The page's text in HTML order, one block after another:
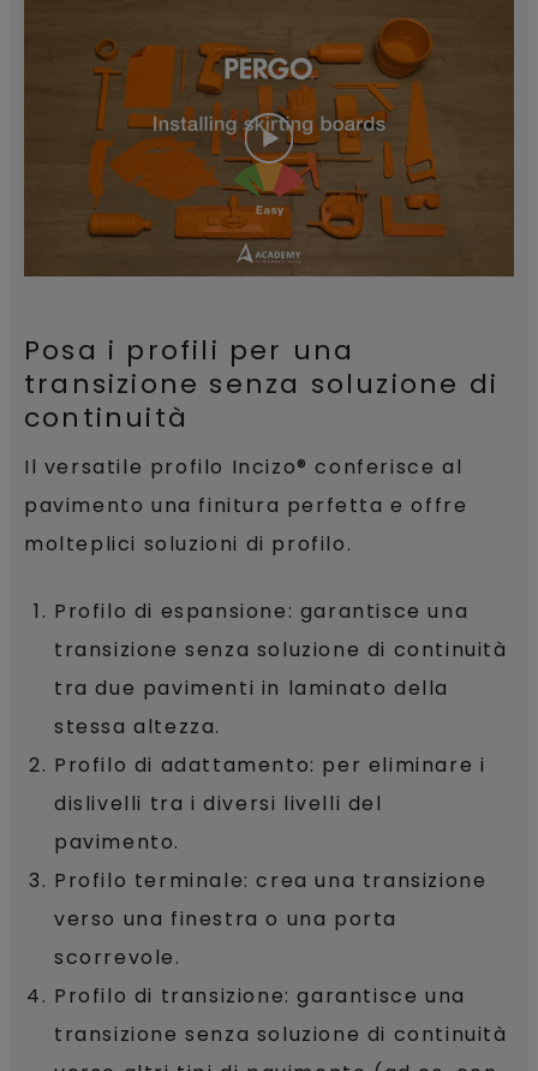
Posa i profili per una
transizione senza soluzione di
continuità
Il versatile profilo Incizo® conferisce al
pavimento una finitura perfetta e offre
molteplici soluzioni di profilo.
Profilo di espansione: garantisce una
transizione senza soluzione di continuità
tra due pavimenti in laminato della
stessa altezza.
Profilo di adattamento: per eliminare i
dislivelli tra i diversi livelli del
pavimento.
Profilo terminale: crea una transizione
verso una finestra o una porta
scorrevole.
Profilo di transizione: garantisce una
transizione senza soluzione di continuità